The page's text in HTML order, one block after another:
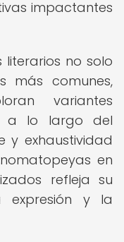
impactantes
literarios no solo
más comunes,
variantes
a lo largo del
y exhaustividad
en
refleja su
expresión y la